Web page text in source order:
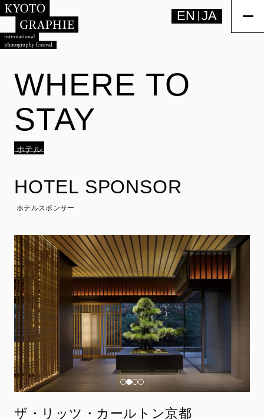
EN JA
WHERE TO
STAY
ホテル
HOTEL SPONSOR
ホテルスポンサー
ザ・リッツ・カールトン京都